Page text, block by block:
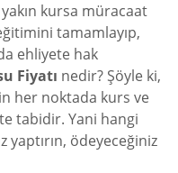
kursa müracaat
tamamlayıp,
ehliyete hak
Fiyatı nedir? Şöyle ki,
her noktada kurs ve
tabidir. Yani hangi
yaptırın, ödeyeceğiniz